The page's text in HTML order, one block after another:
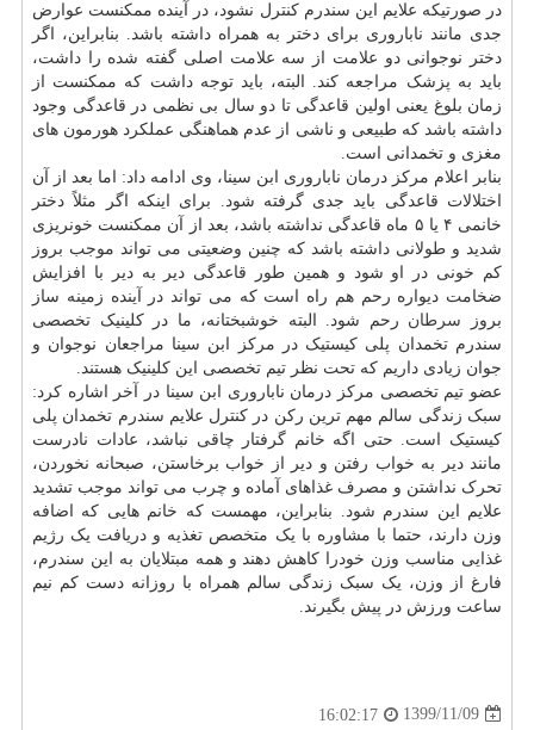
در صورتیکه علایم این سندرم کنترل نشود، در آینده ممکنست عوارض
جدی مانند ناباروری برای دختر به همراه داشته باشد. بنابراین، اگر
دختر نوجوانی دو علامت از سه علامت اصلی گفته شده را داشت،
باید به پزشک مراجعه کند. البته، باید توجه داشت که ممکنست از
زمان بلوغ یعنی اولین قاعدگی تا دو سال بی نظمی در قاعدگی وجود
داشته باشد که طبیعی و ناشی از عدم هماهنگی عملکرد هورمون های
مغزی و تخمدانی است.
بنابر اعلام مرکز درمان ناباروری ابن سینا، وی ادامه داد: اما بعد از آن
اختلالات قاعدگی باید جدی گرفته شود. برای اینکه اگر مثلاً دختر
خانمی ۴ یا ۵ ماه قاعدگی نداشته باشد، بعد از آن ممکنست خونریزی
شدید و طولانی داشته باشد که چنین وضعیتی می تواند موجب بروز
کم خونی در او شود و همین طور قاعدگی دیر به دیر با افزایش
ضخامت دیواره رحم هم راه است که می تواند در آینده زمینه ساز
بروز سرطان رحم شود. البته خوشبختانه، ما در کلینیک تخصصی
سندرم تخمدان پلی کیستیک در مرکز ابن سینا مراجعان نوجوان و
جوان زیادی داریم که تحت نظر تیم تخصصی این کلینیک هستند.
عضو تیم تخصصی مرکز درمان ناباروری ابن سینا در آخر اشاره کرد:
سبک زندگی سالم مهم ترین رکن در کنترل علایم سندرم تخمدان پلی
کیستیک است. حتی اگه خانم گرفتار چاقی نباشد، عادات نادرست
مانند دیر به خواب رفتن و دیر از خواب برخاستن، صبحانه نخوردن،
تحرک نداشتن و مصرف غذاهای آماده و چرب می تواند موجب تشدید
علایم این سندرم شود. بنابراین، مهمست که خانم هایی که اضافه
وزن دارند، حتما با مشاوره با یک متخصص تغذیه و دریافت یک رژیم
غذایی مناسب وزن خودرا کاهش دهند و همه مبتلایان به این سندرم،
فارغ از وزن، یک سبک زندگی سالم همراه با روزانه دست کم نیم
ساعت ورزش در پیش بگیرند.
1399/11/09
16:02:17